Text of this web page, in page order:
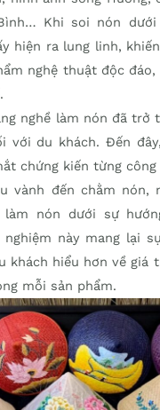
Khi soi nón dưới
hiện ra lung linh,
nghệ thuật độc đáo,
nghề làm nón đã trở
với du khách. Đến
chứng kiến từng
vành đến chằm nón,
nón dưới sự
nghiệm này mang lại
khách hiểu hơn về giá
mỗi sản phẩm.